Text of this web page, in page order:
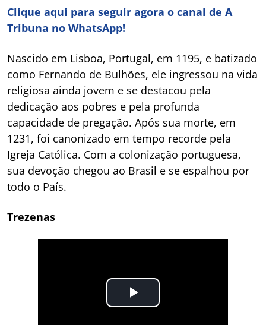
Clique aqui para seguir agora o canal de A
Tribuna no WhatsApp!
Nascido em Lisboa, Portugal, em 1195, e batizado
como Fernando de Bulhões, ele ingressou na vida
religiosa ainda jovem e se destacou pela
dedicação aos pobres e pela profunda
capacidade de pregação. Após sua morte, em
1231, foi canonizado em tempo recorde pela
Igreja Católica. Com a colonização portuguesa,
sua devoção chegou ao Brasil e se espalhou por
todo o País.
Trezenas